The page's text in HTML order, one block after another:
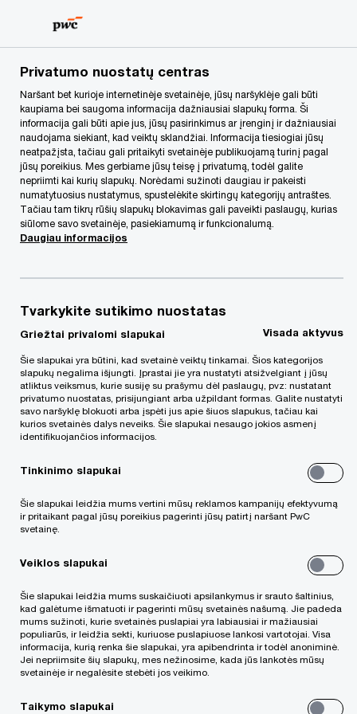
content
footer
e
We help you meet tomorrow’s tech demands so you can
compete at a speed that rewrites the rules
Sekite mūsų naujienas
„PwC“ biurai pasaulyje
Alumni
© 2021 - 2026 PwC. Visos teisės saugomos. Be PwC leidimo
platinti draudžiama. "PwC" vadinamas
„PricewaterhouseCoopers International Limited“ (PwCIL)
firmų narių tinklas arba, atsižvelgiant į kontekstą, atskiros
savarankiškas juridinis vienetas ir nėra PwCIL ar kitos firmos
Privatumo nuostatų centras
Naršant bet kurioje internetinėje svetainėje, jūsų naršyklėje gali būti
kaupiama bei saugoma informacija dažniausiai slapukų forma. Ši
informacija gali būti apie jus, jūsų pasirinkimus ar įrenginį ir dažniausiai
naudojama siekiant, kad veiktų sklandžiai. Informacija tiesiogiai jūsų
neatpažįsta, tačiau gali pritaikyti svetainėje publikuojamą turinį pagal
jūsų poreikius. Mes gerbiame jūsų teisę į privatumą, todėl galite
nepriimti kai kurių slapukų. Norėdami sužinoti daugiau ir pakeisti
numatytuosius nustatymus, spustelėkite skirtingų kategorijų antraštes.
Tačiau tam tikrų rūšių slapukų blokavimas gali paveikti paslaugų, kurias
siūlome savo svetainėje, pasiekiamumą ir funkcionalumą.
Daugiau informacijos
Tvarkykite sutikimo nuostatas
Griežtai privalomi slapukai Visada aktyvus
Šie slapukai yra būtini, kad svetainė veiktų tinkamai. Šios kategorijos
slapukų negalima išjungti. Įprastai jie yra nustatyti atsižvelgiant į jūsų
atliktus veiksmus, kurie susiję su prašymu dėl paslaugų, pvz: nustatant
privatumo nuostatas, prisijungiant arba užpildant formas. Galite nustatyti
savo naršyklę blokuoti arba įspėti jus apie šiuos slapukus, tačiau kai
kurios svetainės dalys neveiks. Šie slapukai nesaugo jokios asmenį
identifikuojančios informacijos.
Tinkinimo slapukai
Šie slapukai leidžia mums vertini mūsų reklamos kampanijų efektyvumą
ir pritaikant pagal jūsų poreikius pagerinti jūsų patirtį naršant PwC
svetainę.
Veiklos slapukai
Šie slapukai leidžia mums suskaičiuoti apsilankymus ir srauto šaltinius,
kad galėtume išmatuoti ir pagerinti mūsų svetainės našumą. Jie padeda
mums sužinoti, kurie svetainės puslapiai yra labiausiai ir mažiausiai
populiarūs, ir leidžia sekti, kuriuose puslapiuose lankosi vartotojai. Visa
informacija, kurią renka šie slapukai, yra apibendrinta ir todėl anoniminė.
Jei nepriimsite šių slapukų, mes nežinosime, kada jūs lankotės mūsų
svetainėje ir negalėsite stebėti jos veikimo.
Taikymo slapukai